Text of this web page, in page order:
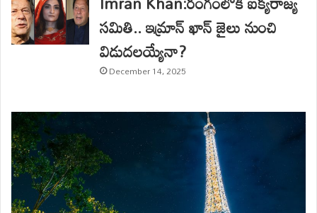
సమితి.. ఇమ్రాన్ ఖాన్ జైలు నుంచి
విడుదలయ్యేనా?
December 14, 2025